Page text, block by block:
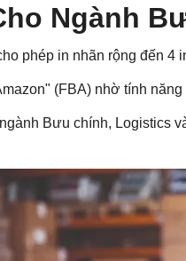
Ngành
phép in nhãn rộng đến 4
(FBA) nhờ tính
Bưu chính, Logistics